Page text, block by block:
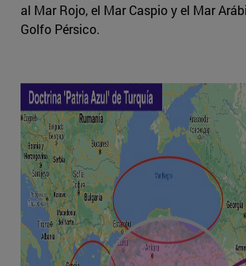
al Mar Rojo, el Mar Caspio y el Mar
Golfo Pérsico.